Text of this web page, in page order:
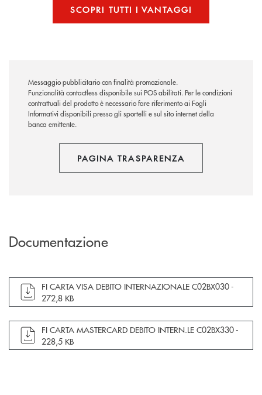
SCOPRI TUTTI I VANTAGGI
Messaggio pubblicitario con finalità promozionale.
Funzionalità contactless disponibile sui POS abilitati. Per le condizioni
contrattuali del prodotto è necessario fare riferimento ai Fogli
Informativi disponibili presso gli sportelli e sul sito internet della
banca emittente.
PAGINA TRASPARENZA
Documentazione
apre documento in una nuova finestra
FI CARTA VISA DEBITO INTERNAZIONALE C02BX030 -
272,8 KB
apre documento in una nuova finestra
FI CARTA MASTERCARD DEBITO INTERN.LE C02BX330 -
228,5 KB